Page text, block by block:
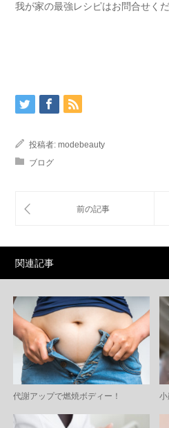
我が家の最強レシピはお問合せくだ
投稿者: modebeauty
ブログ
関連記事
代謝アップで燃焼ボディー！